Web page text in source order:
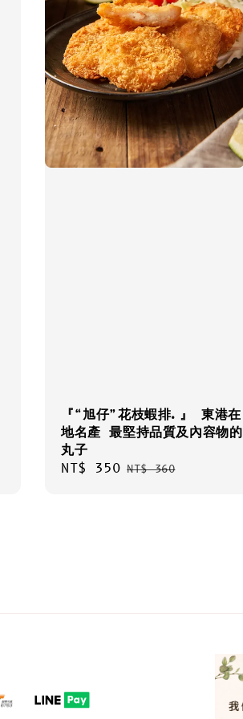
『“旭仔”花枝蝦排.』 東港在
地名產 最堅持品質及內容物的
丸子
Sale
NT$ 350 Regular
NT$ 360